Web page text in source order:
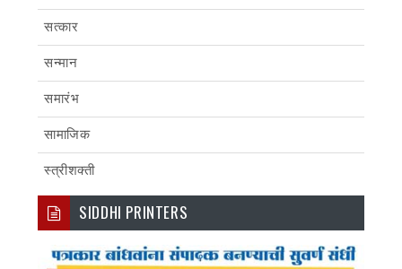
सत्कार
सन्मान
समारंभ
सामाजिक
स्त्रीशक्ती
SIDDHI PRINTERS